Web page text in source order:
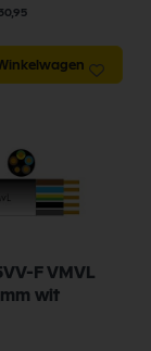
F VMVL
wit